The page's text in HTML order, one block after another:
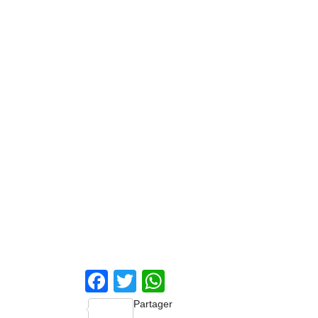
FacebookTwitter
Partager